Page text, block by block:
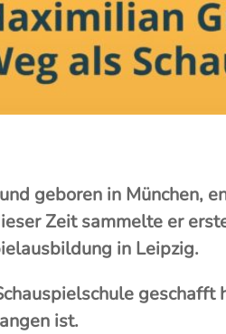
geboren in München,
Zeit sammelte er
in Leipzig.
geschafft
ist.